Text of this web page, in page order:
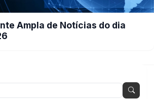
Ampla de Notícias do dia